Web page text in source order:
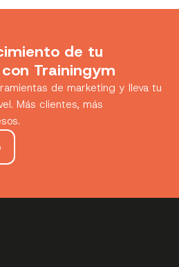
de tu
Trainingym
de marketing y lleva tu
Más clientes, más